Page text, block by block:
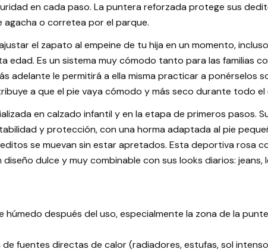
en cada paso. La puntera reforzada protege sus
agacha o corretea por el parque.
el zapato al empeine de tu hija en un momento,
edad. Es un sistema muy cómodo tanto para las familias
adelante le permitirá a ella misma practicar a ponérselos
a que el pie vaya cómodo y más seco durante todo el
en calzado infantil y en la etapa de primeros pasos.
y protección, con una horma adaptada al pie
se muevan sin estar apretados. Esta deportiva rosa
dulce y muy combinable con sus looks diarios: jeans,
húmedo después del uso, especialmente la zona de la
de fuentes directas de calor (radiadores, estufas, sol